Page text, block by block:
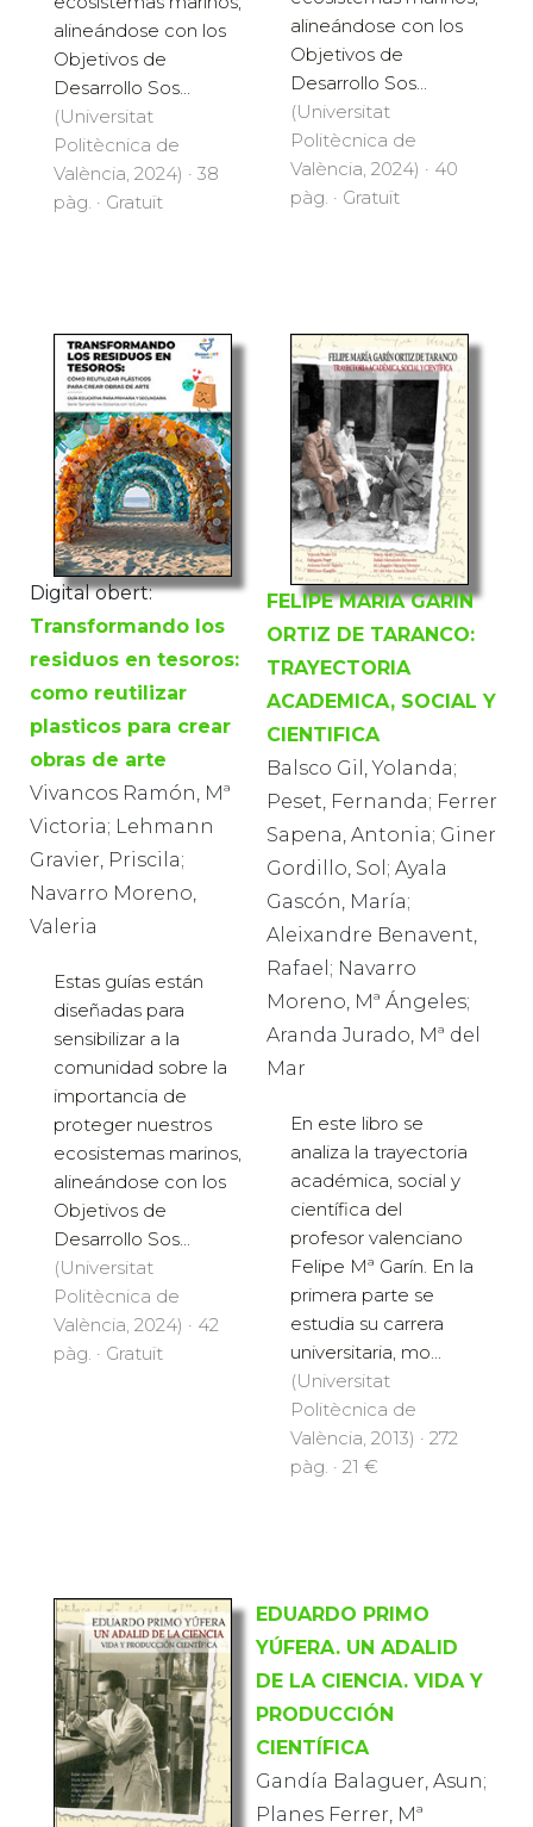
alineándose con los
Objetivos de
Desarrollo Sos...
(Universitat
Politècnica de
València, 2024) · 38
pàg. · Gratuït
alineándose con los
Objetivos de
Desarrollo Sos...
(Universitat
Politècnica de
València, 2024) · 40
pàg. · Gratuït
Digital obert:
Transformando los
residuos en tesoros:
como reutilizar
plasticos para crear
obras de arte
Vivancos Ramón, Mª
Victoria; Lehmann
Gravier, Priscila;
Navarro Moreno,
Valeria
Estas guías están
diseñadas para
sensibilizar a la
comunidad sobre la
importancia de
proteger nuestros
ecosistemas marinos,
alineándose con los
Objetivos de
Desarrollo Sos...
(Universitat
Politècnica de
València, 2024) · 42
pàg. · Gratuït
FELIPE MARIA GARIN
ORTIZ DE TARANCO:
TRAYECTORIA
ACADEMICA, SOCIAL Y
CIENTIFICA
Balsco Gil, Yolanda;
Peset, Fernanda; Ferrer
Sapena, Antonia; Giner
Gordillo, Sol; Ayala
Gascón, María;
Aleixandre Benavent,
Rafael; Navarro
Moreno, Mª Ángeles;
Aranda Jurado, Mª del
Mar
En este libro se
analiza la trayectoria
académica, social y
científica del
profesor valenciano
Felipe Mª Garín. En la
primera parte se
estudia su carrera
universitaria, mo...
(Universitat
Politècnica de
València, 2013) · 272
pàg. · 21 €
EDUARDO PRIMO
YÚFERA. UN ADALID
DE LA CIENCIA. VIDA Y
PRODUCCIÓN
CIENTÍFICA
Gandía Balaguer, Asun;
Planes Ferrer, Mª